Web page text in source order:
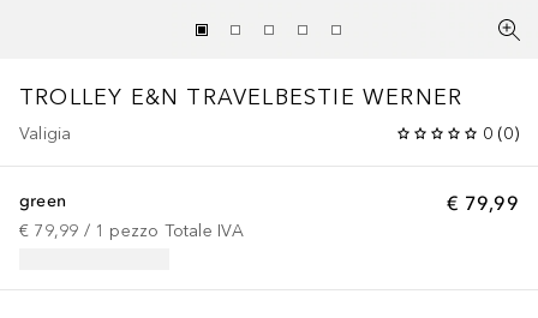
TROLLEY E&N TRAVELBESTIE WERNER
Valigia 0 (0)
€ 79,99
green
€ 79,99 / 1 pezzo Totale IVA